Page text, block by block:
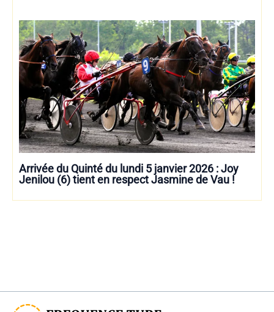
Arrivée du Quinté du lundi 5 janvier 2026 : Joy
Jenilou (6) tient en respect Jasmine de Vau !